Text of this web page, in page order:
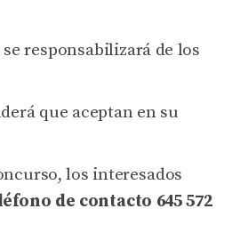
responsabilizará de los
que aceptan en su
los interesados
de contacto 645 572